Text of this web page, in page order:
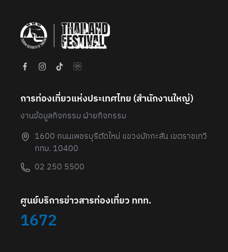
การท่องเที่ยวแห่งประเทศไทย (สํานักงานใหญ่)
งานข้อมูลกิจกรรม ฝ่ายกิจกรรม
1600 ถนนเพชรบุรีตัดใหม่ แขวงมักกะสัน เขตราชเทวี
กทม. 10400
02 250 5500
ศูนย์บริการข่าวสารท่องเที่ยว ททท.
1672